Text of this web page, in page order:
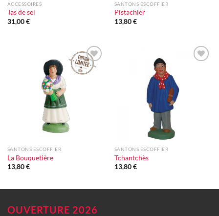
ACCESSOIRES
Tas de sel
31,00€
SANTONS ESCOFFIER
Pistachier
13,80€
Ajouter
à la liste
SANTONS ESCOFFIER
La Bouquetière
13,80€
SANTONS ESCOFFIER
Tchantchès
13,80€
OUVERTURE 2026